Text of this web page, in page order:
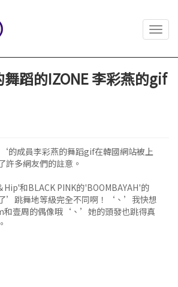
蹈的IZONE 李彩燕的gif
的成員李彩燕的舞蹈gif在韓國網站被上
許多網友們的註意。
和BLACK PINK的'BOOMBAYAH'的
’跳舞地等級完全不同啊！‘、’我快想
壹周的偶像哦‘、’她的頭發也跳得真